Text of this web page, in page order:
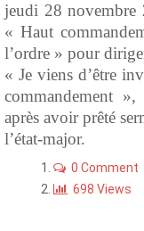
jeudi 28 novembre
« Haut
l’ordre » pour
« Je viens d’être
commandement
après avoir prêté
l’état-major.
0 Comment
698 Views